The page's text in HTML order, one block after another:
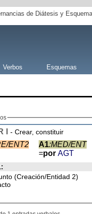
de Diátesis y
Verbos Esquemas
I - Crear, constituir
ENT2
A1:MED/ENT
=por AGT
(Creación/Entidad 2)